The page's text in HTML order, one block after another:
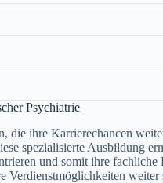
Psychiatrie
die ihre Karrierechancen
spezialisierte Ausbildung
und somit ihre
Verdienstmöglichkeiten